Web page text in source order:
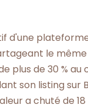
d'une
le
plus de 30 % au
son listing sur
a chuté de 18